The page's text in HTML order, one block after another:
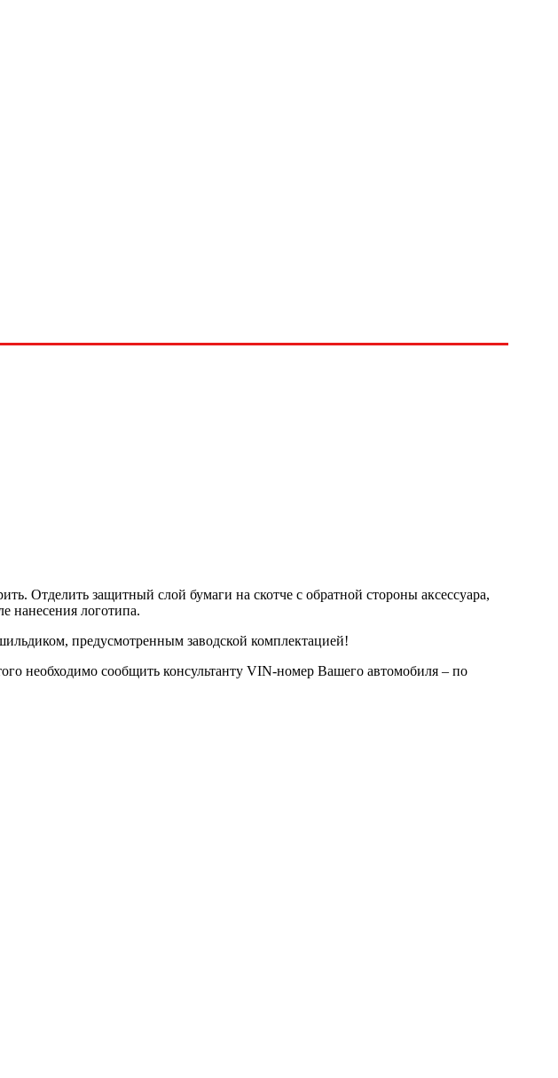
Отделить защитный слой бумаги на скотче с обратной стороны аксессуара,
нанесения логотипа.
предусмотренным заводской комплектацией!
необходимо сообщить консультанту VIN-номер Вашего автомобиля – по